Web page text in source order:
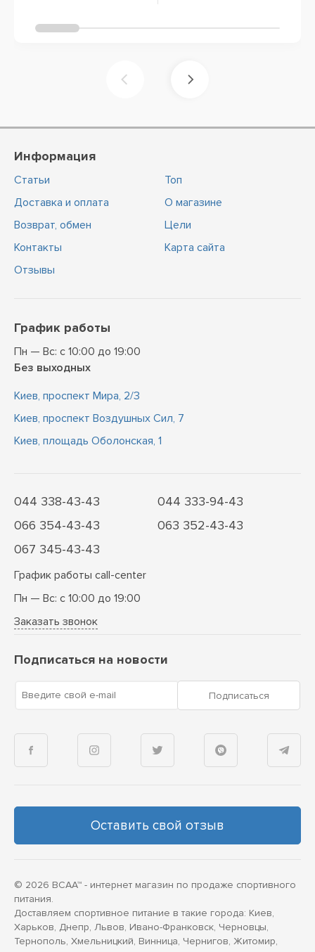
Информация
Статьи
Доставка и оплата
Возврат, обмен
Контакты
Отзывы
Топ
О магазине
Цели
Карта сайта
График работы
Пн — Вс: с 10:00 до 19:00
Без выходных
Киев, проспект Мира, 2/3
Киев, проспект Воздушных Сил, 7
Киев, площадь Оболонская, 1
044 338-43-43
044 333-94-43
066 354-43-43
063 352-43-43
067 345-43-43
График работы call-center
Пн — Вс: с 10:00 до 19:00
Заказать звонок
Подписаться на новости
Введите свой e-mail Подписаться
Оставить свой отзыв
© 2026 BCAA™ - интернет магазин по продаже спортивного
питания.
Доставляем спортивное питание в такие города: Киев,
Харьков, Днепр, Львов, Ивано-Франковск, Черновцы,
Тернополь, Хмельницкий, Винница, Чернигов, Житомир,